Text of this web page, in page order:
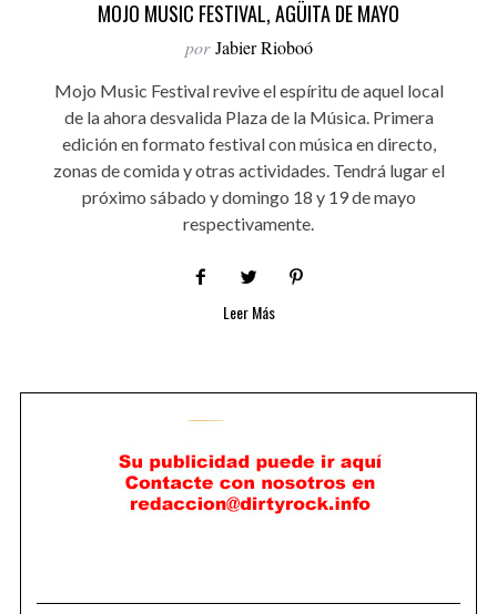
MOJO MUSIC FESTIVAL, AGÜITA DE MAYO
por Jabier Rioboó
Mojo Music Festival revive el espíritu de aquel local
de la ahora desvalida Plaza de la Música. Primera
edición en formato festival con música en directo,
zonas de comida y otras actividades. Tendrá lugar el
próximo sábado y domingo 18 y 19 de mayo
respectivamente.
Leer Más